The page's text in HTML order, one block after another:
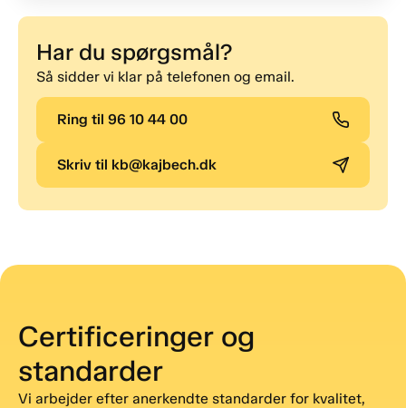
Har du spørgsmål?
Så sidder vi klar på telefonen og email.
Ring til 96 10 44 00
Skriv til kb@kajbech.dk
Certificeringer og
standarder
Vi arbejder efter anerkendte standarder for kvalitet,